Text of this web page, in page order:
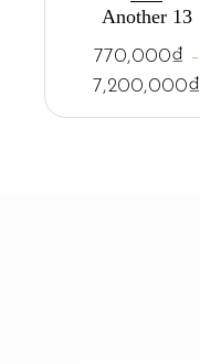
Another 13
770,000₫ –
7,200,000₫